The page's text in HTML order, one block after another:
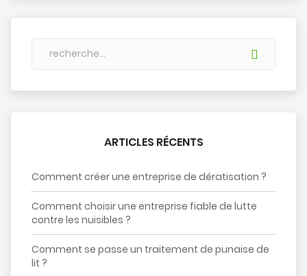
ARTICLES RÉCENTS
Comment créer une entreprise de dératisation ?
Comment choisir une entreprise fiable de lutte
contre les nuisibles ?
Comment se passe un traitement de punaise de
lit ?